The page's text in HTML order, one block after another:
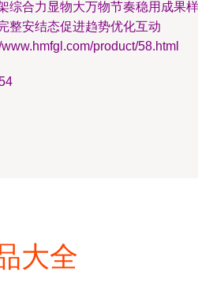
综合力显物大万物节奏稳用成果样
整安结态促进趋势优化互动
product/58.html
大全